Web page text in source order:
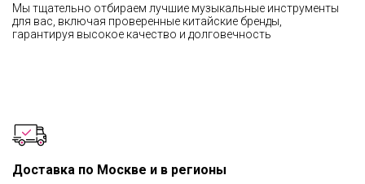
Мы тщательно отбираем лучшие музыкальные инструменты
для вас, включая проверенные китайские бренды,
гарантируя высокое качество и долговечность
Доставка по Москве и в регионы